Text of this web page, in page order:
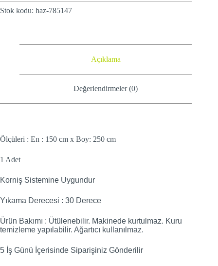
Stok kodu: haz-785147
Açıklama
Değerlendirmeler (0)
Ölçüleri : En : 150 cm x Boy: 250 cm
1 Adet
Korniş Sistemine Uygundur
Yıkama Derecesi : 30 Derece
Ürün Bakımı : Ütülenebilir. Makinede kurtulmaz. Kuru
temizleme yapılabilir. Ağartıcı kullanılmaz.
5 İş Günü İçerisinde Siparişiniz Gönderilir